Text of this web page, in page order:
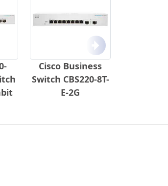
Cisco Business
Switch CBS220-8T-
E-2G
Próximo